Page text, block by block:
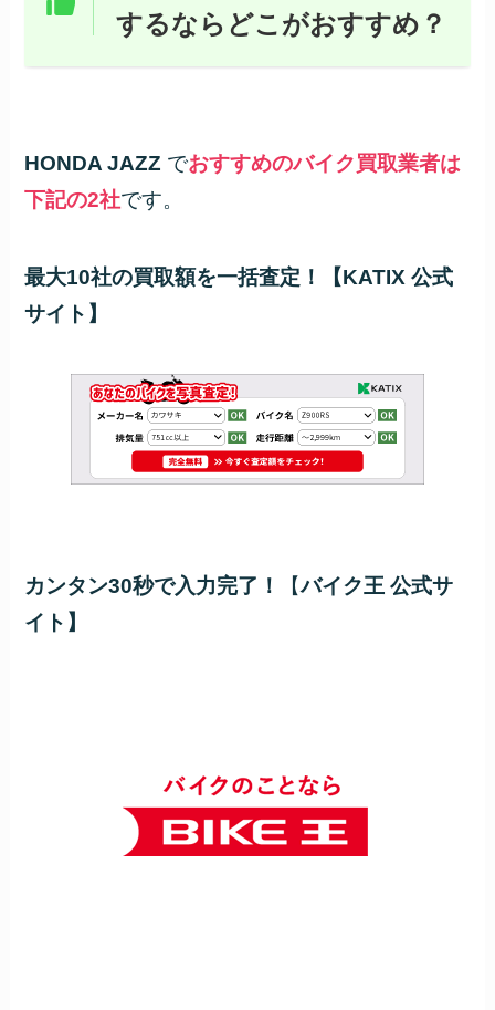
するならどこがおすすめ？
HONDA JAZZ でおすすめのバイク買取業者は
下記の2社です。
最大10社の買取額を一括査定！【KATIX 公式
サイト】
カンタン30秒で入力完了！ 【バイク王 公式サ
イト】